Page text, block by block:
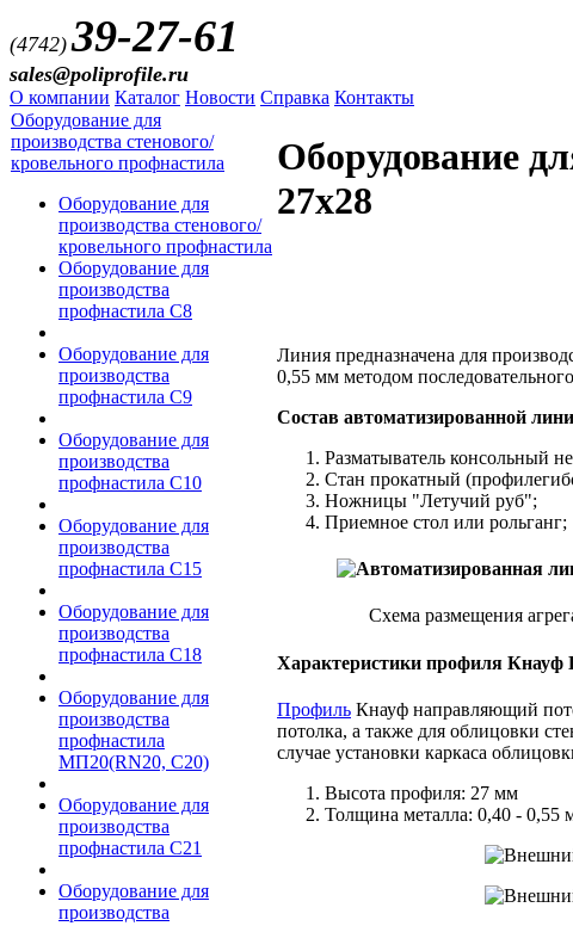
(4742) 39-27-61
sales@poliprofile.ru
О компании Каталог Новости Справка Контакты
Оборудование для
производства стенового/
кровельного профнастила
Оборудование для
производства стенового/
кровельного профнастила
Оборудование для
производства
профнастила C8
Оборудование для
производства
профнастила С9
Оборудование для
производства
профнастила С10
Оборудование для
производства
профнастила C15
Оборудование для
производства
профнастила С18
Оборудование для
производства
профнастила
МП20(RN20, С20)
Оборудование для
производства
профнастила С21
Оборудование для
производства
Оборудование
27х28
Линия предназначена для
0,55 мм методом
Состав автоматизированной
Разматыватель консольный
Стан прокатный
Ножницы "Летучий руб";
Приемное стол или рольганг;
Схема размещения
Характеристики профиля Кнауф
Профиль Кнауф направляющий
потолка, а также для облицовки
случае установки каркаса
Высота профиля: 27 мм
Толщина металла: 0,40 - 0,55